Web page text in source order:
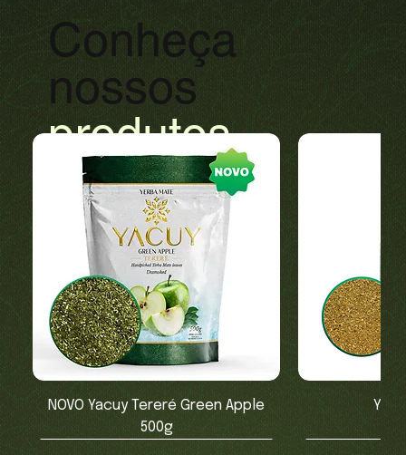
Conheça
nossos
produtos
NOVO Yacuy Tereré Green Apple
500g